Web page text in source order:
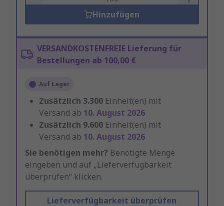
Hinzufügen
VERSANDKOSTENFREIE Lieferung für
Bestellungen ab 100,00 €
Auf Lager
Zusätzlich 3.300 Einheit(en) mit
Versand ab 10. August 2026
Zusätzlich 9.600 Einheit(en) mit
Versand ab 10. August 2026
Sie benötigen mehr? Benötigte Menge
eingeben und auf „Lieferverfügbarkeit
überprüfen“ klicken.
Lieferverfügbarkeit überprüfen